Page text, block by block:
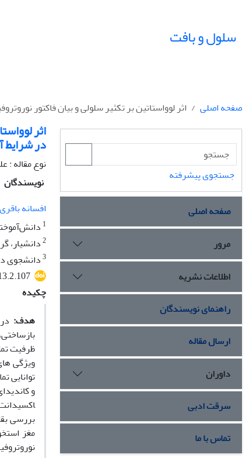
سلول و بافت
صفحه اصلی اثر لوواستاتین بر تکثیر سلولی و بیان فاکتور
اثر
در شرایط
نوع مقاله
نویسندگان
افسانه باقری
1
2دانشیار،
3دانشجوی
چکیده
هدف:
ویژگی
توانایی
و
مغز
جستجوی پیشرفته
صفحه اصلی
مرور
اطلاعات نشریه
راهنمای نویسندگان
ارسال مقاله
داوران
سرقت ادبی
تماس با ما